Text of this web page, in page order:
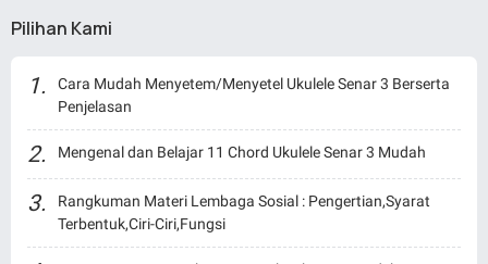
Pilihan Kami
Cara Mudah Menyetem/Menyetel Ukulele Senar 3 Berserta
Penjelasan
Mengenal dan Belajar 11 Chord Ukulele Senar 3 Mudah
Rangkuman Materi Lembaga Sosial : Pengertian,Syarat
Terbentuk,Ciri-Ciri,Fungsi